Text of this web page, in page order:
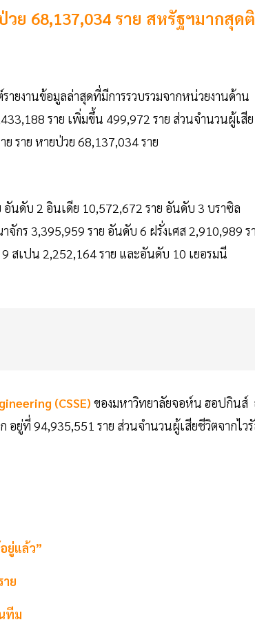
วย 68,137,034 ราย สหรัฐฯมากสุด
ายงานข้อมูลล่าสุดที่มีการรวบรวมจากหน่วยงานด้าน
ราย เพิ่มขึ้น 499,972 ราย ส่วนจำนวนผู้เสีย
ราย หายป่วย 68,137,034 ราย
นดับ 2 อินเดีย 10,572,672 ราย อันดับ 3 บราซิล
กร 3,395,959 ราย อันดับ 6 ฝรั่งเศส 2,910,989 ร
สเปน 2,252,164 ราย และอันดับ 10 เยอรมนี
(CSSE) ของมหาวิทยาลัยจอห์น ฮอปกิน
ยู่ที่ 94,935,551 ราย ส่วนจำนวนผู้เสียชีวิตจากไว
ยู่แล้ว”
ย
ทีม